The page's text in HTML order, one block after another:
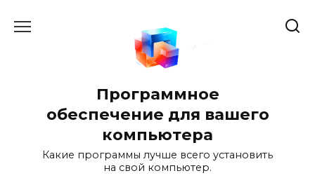
Программное
обеспечение для вашего
компьютера
Какие программы лучше всего установить
на свой компьютер.